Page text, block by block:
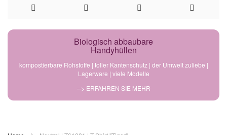
Direkt
Biologisch abbaubare
Handyhüllen
kompostierbare Rohstoffe | toller Kantenschutz | der Umwelt zuliebe |
Lagerware | viele Modelle
--> ERFAHREN SIE MEHR